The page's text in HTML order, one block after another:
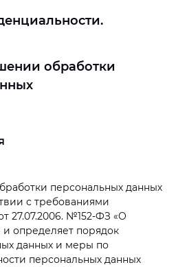
обработки
персональных данных
с требованиями
27.07.2006. №152-ФЗ «О
и определяет порядок
данных и меры по
персональных данных